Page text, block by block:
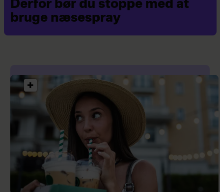
Derfor bør du stoppe med at
bruge næsespray